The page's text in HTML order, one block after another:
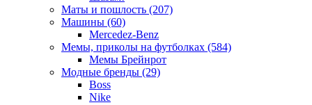
Маты и пошлость (207)
Машины (60)
Mercedez-Benz
Мемы, приколы на футболках (584)
Мемы Брейнрот
Модные бренды (29)
Boss
Nike